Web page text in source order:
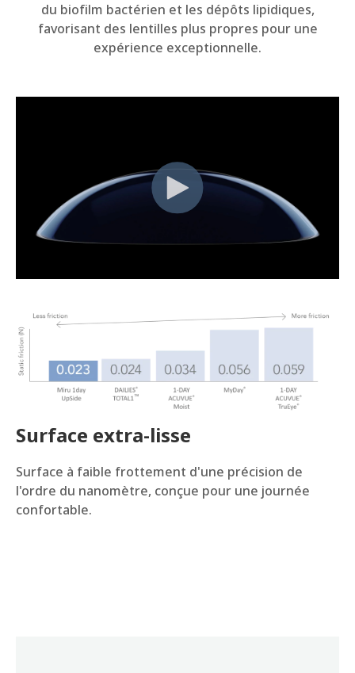
du biofilm bactérien et les dépôts lipidiques,
favorisant des lentilles plus propres pour une
expérience exceptionnelle.
Surface extra-lisse
Surface à faible frottement d'une précision de
l'ordre du nanomètre, conçue pour une journée
confortable.